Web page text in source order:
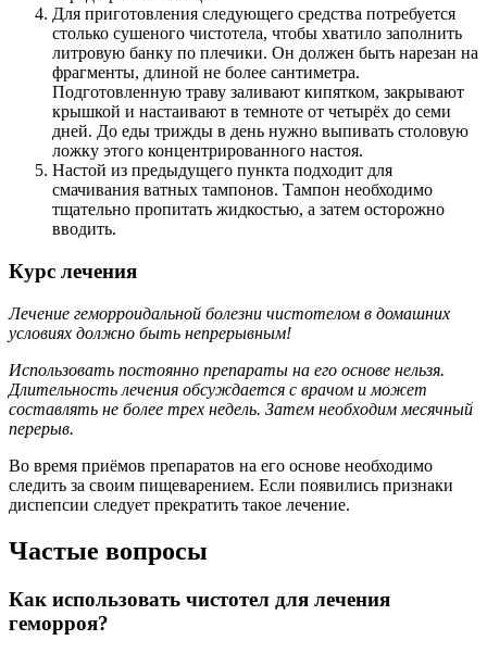
Для приготовления следующего средства потребуется
столько сушеного чистотела, чтобы хватило заполнить
литровую банку по плечики. Он должен быть нарезан на
фрагменты, длиной не более сантиметра.
Подготовленную траву заливают кипятком, закрывают
крышкой и настаивают в темноте от четырёх до семи
дней. До еды трижды в день нужно выпивать столовую
ложку этого концентрированного настоя.
Настой из предыдущего пункта подходит для
смачивания ватных тампонов. Тампон необходимо
тщательно пропитать жидкостью, а затем осторожно
вводить.
Курс лечения
Лечение геморроидальной болезни чистотелом в домашних
условиях должно быть непрерывным!
Использовать постоянно препараты на его основе нельзя.
Длительность лечения обсуждается с врачом и может
составлять не более трех недель. Затем необходим месячный
перерыв.
Во время приёмов препаратов на его основе необходимо
следить за своим пищеварением. Если появились признаки
диспепсии следует прекратить такое лечение.
Частые вопросы
Как использовать чистотел для лечения
геморроя?